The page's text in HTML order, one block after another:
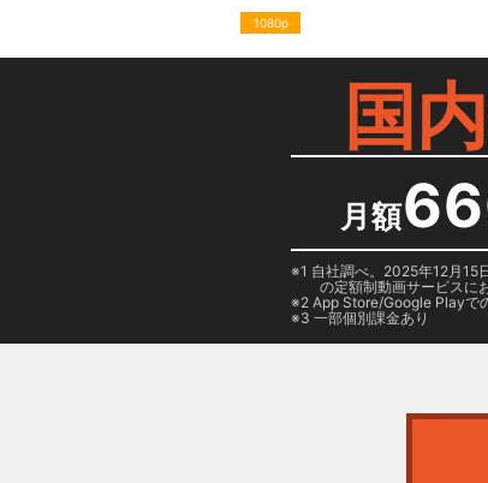
1080p
国
月額
1 自社調べ。2025年12月15
の定額制動画サービスに
2 App Store/Google Playで
3 一部個別課金あり